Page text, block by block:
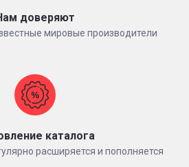
доверяют
мировые производители
каталога
расширяется и пополняется